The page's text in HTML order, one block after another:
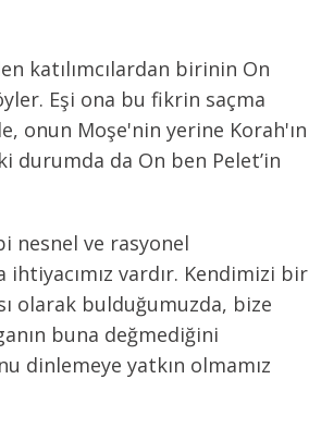
katılımcılardan birinin On
Eşi ona bu fikrin saçma
onun Moşe'nin yerine Korah'ın
durumda da On ben Pelet’in
nesnel ve rasyonel
vardır. Kendimizi bir
olarak bulduğumuzda, bize
buna değmediğini
dinlemeye yatkın olmamız